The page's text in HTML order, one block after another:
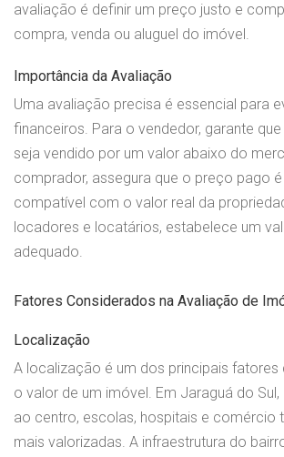
avaliação é definir um preço justo e
compra, venda ou aluguel do imóvel.
Importância da Avaliação
Uma avaliação precisa é essencial para
financeiros. Para o vendedor, garante
seja vendido por um valor abaixo do
comprador, assegura que o preço pago
compatível com o valor real da
locadores e locatários, estabelece um
adequado.
Fatores Considerados na Avaliação de
Localização
A localização é um dos principais fatores
o valor de um imóvel. Em Jaraguá do
ao centro, escolas, hospitais e comércio
mais valorizadas. A infraestrutura do